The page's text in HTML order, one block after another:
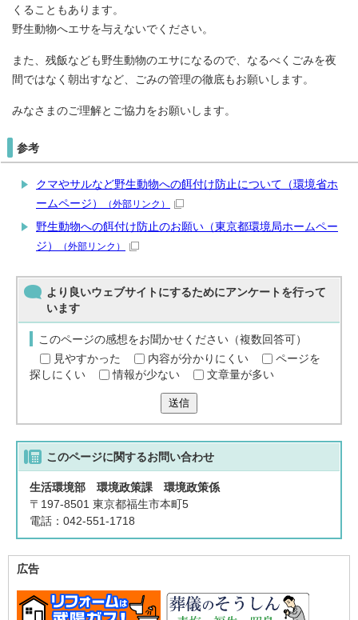
くることもあります。
野生動物へエサを与えないでください。
また、残飯なども野生動物のエサになるので、なるべくごみを夜
間ではなく朝出すなど、ごみの管理の徹底もお願いします。
みなさまのご理解とご協力をお願いします。
参考
クマやサルなど野生動物への餌付け防止について（環境省ホ
ームページ）
（外部リンク）
野生動物への餌付け防止のお願い（東京都環境局ホームペー
ジ）
（外部リンク）
より良いウェブサイトにするためにアンケートを行って
います
このページの感想をお聞かせください（複数回答可）
見やすかった
内容が分かりにくい
ページを
探しにくい
情報が少ない 文章量が多い
送信
このページに関するお問い合わせ
生活環境部 環境政策課 環境政策係
〒197-8501 東京都福生市本町5
電話：042-551-1718
広告